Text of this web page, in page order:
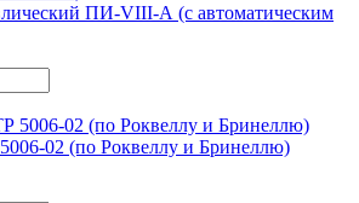
ПИ-VIII-А (с автоматическим
02 (по Роквеллу и Бринеллю)